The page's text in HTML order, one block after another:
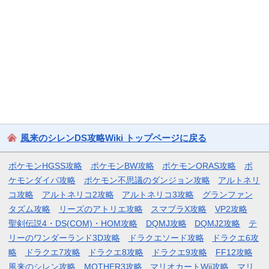
風来のシレンDS攻略Wiki トップページに戻る
ポケモンHGSS攻略 ポケモンBW攻略 ポケモンORAS攻略
ポ
ケモンダイパ攻略
ポケモン不思議のダンジョン攻略
アルトネリ
コ攻略
アルトネリコ2攻略 アルトネリコ3攻略
グランファン
タズム攻略
リーズのアトリエ攻略 スマブラX攻略
VP2攻略
聖剣伝説4・DS(COM)・HOM攻略
DQMJ攻略 DQMJ2攻略
テ
リーのワンダーランド3D攻略
ドラクエソード攻略
ドラクエ6攻
略
ドラクエ7攻略 ドラクエ8攻略 ドラクエ9攻略
FF12攻略
風来のシレン攻略
MOTHER3攻略 マリオカートWii攻略 マリ